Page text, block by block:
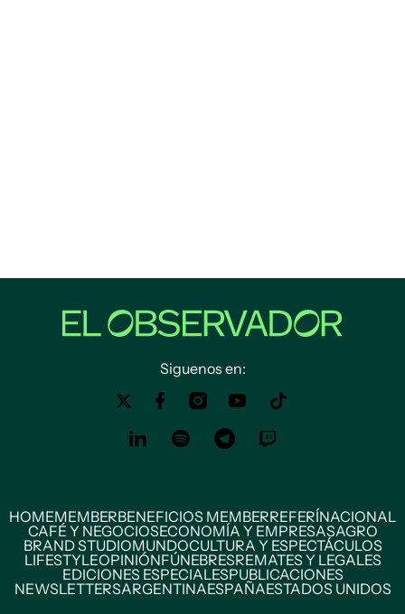
Siguenos en:
HOMEMEMBERBENEFICIOS MEMBERREFERÍNACIONAL
CAFÉ Y NEGOCIOSECONOMÍA Y EMPRESASAGRO
BRAND STUDIOMUNDOCULTURA Y ESPECTÁCULOS
LIFESTYLEOPINIÓNFÚNEBRESREMATES Y LEGALES
EDICIONES ESPECIALESPUBLICACIONES
NEWSLETTERSARGENTINAESPAÑAESTADOS UNIDOS